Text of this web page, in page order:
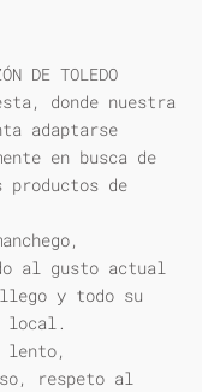
DE TOLEDO
donde nuestra
adaptarse
en busca de
productos de
al gusto actual
y todo su
local.
lento,
respeto al